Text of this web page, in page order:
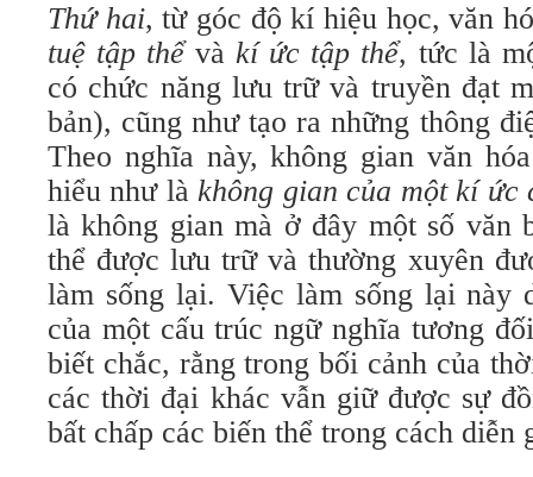
Thứ hai, từ góc độ kí hiệu học, văn
tuệ tập thểvàkí ức tập thể, tức là
có chức năng lưu trữ và truyền đạt
bản), cũng như tạo ra những thông
Theo nghĩa này, không gian văn
hiểu như làkhông gian của một kí ức
là không gian mà ở đây một số văn
thể được lưu trữ và thường xuyên
làm sống lại. Việc làm sống lại này
của một cấu trúc ngữ nghĩa tương
biết chắc, rằng trong bối cảnh của
các thời đại khác vẫn giữ được sự
bất chấp các biến thể trong cách diễn